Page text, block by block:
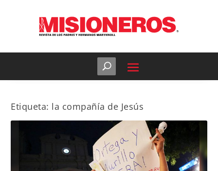
Etiqueta: la compañía de Jesús